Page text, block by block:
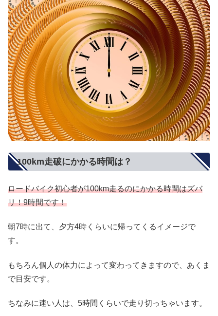
100km走破にかかる時間は？
ロードバイク初心者が100km走るのにかかる時間はズバ
リ！9時間です！
朝7時に出て、夕方4時くらいに帰ってくるイメージで
す。
もちろん個人の体力によって変わってきますので、あくま
で目安です。
ちなみに速い人は、5時間くらいで走り切っちゃいます。